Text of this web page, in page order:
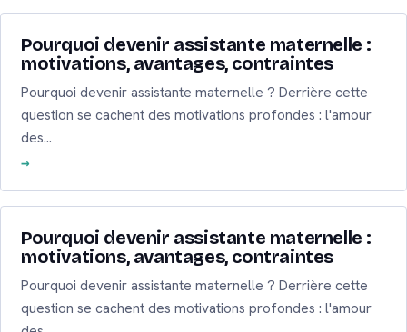
Pourquoi devenir assistante maternelle :
motivations, avantages, contraintes
Pourquoi devenir assistante maternelle ? Derrière cette
question se cachent des motivations profondes : l'amour
des…
Pourquoi devenir assistante maternelle :
motivations, avantages, contraintes
Pourquoi devenir assistante maternelle ? Derrière cette
question se cachent des motivations profondes : l'amour